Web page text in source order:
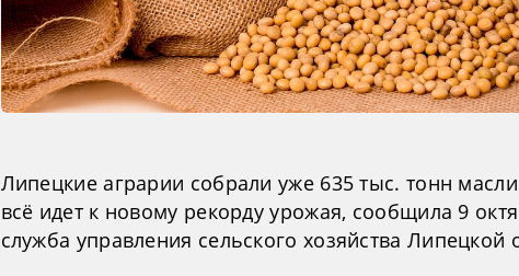
Липецкие аграрии собрали уже 635 тыс. тонн
всё идет к новому рекорду урожая, сообщила 9
служба управления сельского хозяйства Липецкой